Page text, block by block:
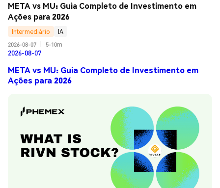
META vs MU: Guia Completo de Investimento em
Ações para 2026
Intermediário
IA
2026-08-07
5-10m
2026-08-07
META vs MU: Guia Completo de Investimento em
Ações para 2026